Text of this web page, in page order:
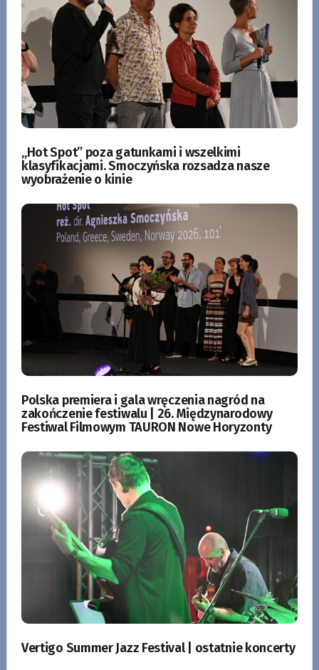
„Hot Spot” poza gatunkami i wszelkimi
klasyfikacjami. Smoczyńska rozsadza nasze
wyobrażenie o kinie
Polska premiera i gala wręczenia nagród na
zakończenie festiwalu | 26. Międzynarodowy
Festiwal Filmowym TAURON Nowe Horyzonty
Vertigo Summer Jazz Festival | ostatnie koncerty